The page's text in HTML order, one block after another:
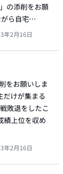
の添削をお願
がら自宅…
年2月16日
をお願いしま
だけが集まる
敗退をしたこ
績上位を収め
年2月16日